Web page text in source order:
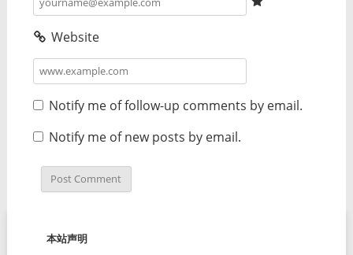
Website
Notify me of follow-up comments by email.
Notify me of new posts by email.
本站声明